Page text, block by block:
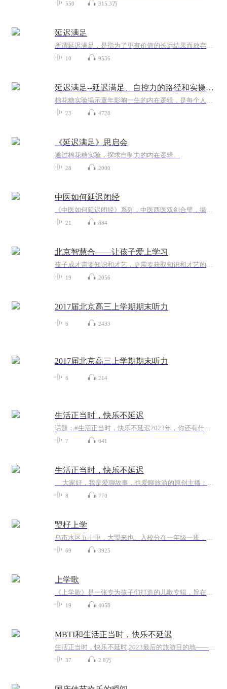
550 315.3万
延迟满足
所谓延迟满足，是指为了更有价值的长远结果而放弃即时满足，以及在等待中展示的自我控制能力。在本书中，作者总结了培养延迟满足能力的六大维度。拥有延迟满足能力的人，敢进窄门、愿走远路,会瞄准长线收益目标，懂得用结果倒推法让每一步清晰可见，能够静...
10 9536
延迟满足--延迟满足、自控力的路径和实操方法
棉花糖实验揭示童年影响一生的内在逻辑，是每个人都应该熟知的决定一生的科学研究。美国著名人格心理学家沃尔特·米歇尔从上世纪60年代开始进行棉花糖实验，他在这本书中介绍了棉花糖实验的诸多发现，以及心理学史上最具洞见的研究成果，并给出了提升延迟...
23 4728
《延迟满足》思启会
通过棉花糖实验，探求自制力的内在逻辑。
28 2000
中医如何延迟闭经
《中医如何延迟闭经》系列，中医西医双剑合璧，揭秘女性延缓闭经的秘籍！健康管理师、电子书高手带你穿梭千年中医宝典，结合现代医学知识，轻松应对“大姨妈”晚到问题。告别焦虑，笑迎健康，快来解锁你的青春密码吧！中医养生 闭经之谜 健康生活
21 884
北京智慧合——让孩子爱上学习
孩子成才需要知识和才艺，更需要获取知识和才艺的能力。北京智慧合《高效学习力》课程，激发大脑潜能，提高学习能力，倍增学习效率。一次学习，终生受益。只要你渴望、相信、行动、坚持，就一定会收获意想不到的奇迹。咨询电话：18974178213（张老师）
19 2056
2017届北京高三上学期期末听力
6 2433
2017届北京高三上学期期末听力
6 214
生活正当时，快乐不延迟
话题：#生活正当时，快乐不延迟2023年，你还有什么心愿没有完成？没被划掉的愿望清单先别着急丢，最后的一个月里，让我们勇敢地去完成那些旅行、美食、冒险的计划，给这个重新拥抱幸福的年度画上完美的句号。快乐无需等待，行动就趁现在。分享年底的终极fl...
7 641
生活正当时，快乐不延迟
大家好，我是爱聊故事，也爱聊旅游的原创主播：昊燑 2023年，你还有什么心愿没有完成？没被划掉的愿望清单先别着急丢，最后的一个月里，让我们勇敢地去完成那些旅行、美食、冒险的计划，给这个重新拥抱幸福的年度画上完美的句号。快乐无需...
8 770
琞杍上学
乌市水区五十中，大琞来也。入校分在一年级一班，班主任老师张旭，数学老师周雯，英语老师张阗阗，体育老师万敏；班级共有62名同学。
69 3925
上学歌
《上学歌》是一张专为孩子们打造的儿歌专辑，旨在通过欢快的旋律和生动的歌词，传递学习的乐趣与成长的快乐。这张专辑涵盖了从幼儿园到小学各个阶段的生活场景，用音乐讲述孩子们的校园故事，激发他们对知识的渴望和对学校的热爱。每一首歌曲都充满了正能...
19 4058
MBTI和生活正当时，快乐不延迟
生活正当时，快乐不延时,2023最后的旅游目的地——寻找未知的自我随着时间的流转，我们总会在某个瞬间停下脚步，回望过去，展望未来。在这个充满无限可能的2023年，让我们一起踏上最后的旅游目的地之旅，寻找那个未知的自我。一、探索自然的奥秘在忙碌的生...
37 2.8万